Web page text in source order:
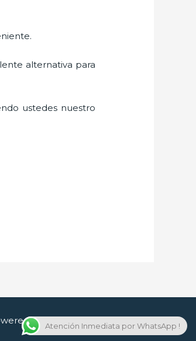
alternativa para
ustedes nuestro
by Cerrajero en Guadalajara
Atención Inmediata por WhatsApp !